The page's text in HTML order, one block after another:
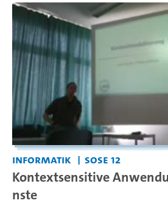
Informatik SoSe 12
Kontextsensitive
nste